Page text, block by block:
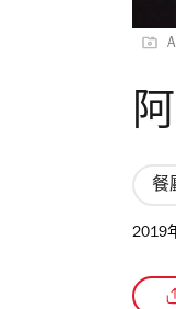
餐
2019